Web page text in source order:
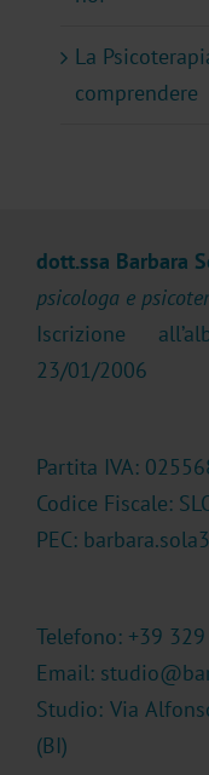
La
comprendere
dott.ssa Barbara
psicologa e
Iscrizione
23/01/2006
Partita IVA:
Codice Fiscale:
PEC:
Telefono: +39
Email:
Studio: Via
(BI)